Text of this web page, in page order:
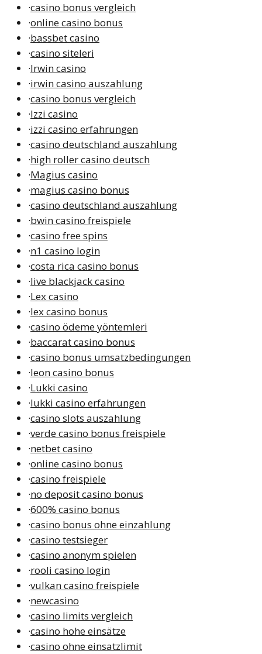
·casino bonus vergleich
·online casino bonus
·bassbet casino
·casino siteleri
·Irwin casino
·irwin casino auszahlung
·casino bonus vergleich
·Izzi casino
·izzi casino erfahrungen
·casino deutschland auszahlung
·high roller casino deutsch
·Magius casino
·magius casino bonus
·casino deutschland auszahlung
·bwin casino freispiele
·casino free spins
·n1 casino login
·costa rica casino bonus
·live blackjack casino
·Lex casino
·lex casino bonus
·casino ödeme yöntemleri
·baccarat casino bonus
·casino bonus umsatzbedingungen
·leon casino bonus
·Lukki casino
·lukki casino erfahrungen
·casino slots auszahlung
·verde casino bonus freispiele
·netbet casino
·online casino bonus
·casino freispiele
·no deposit casino bonus
·600% casino bonus
·casino bonus ohne einzahlung
·casino testsieger
·casino anonym spielen
·rooli casino login
·vulkan casino freispiele
·newcasino
·casino limits vergleich
·casino hohe einsätze
·casino ohne einsatzlimit